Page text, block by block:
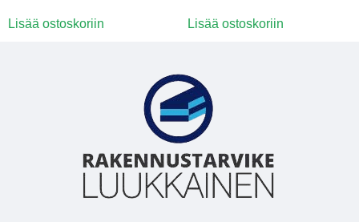
Lisää ostoskoriin Lisää ostoskoriin